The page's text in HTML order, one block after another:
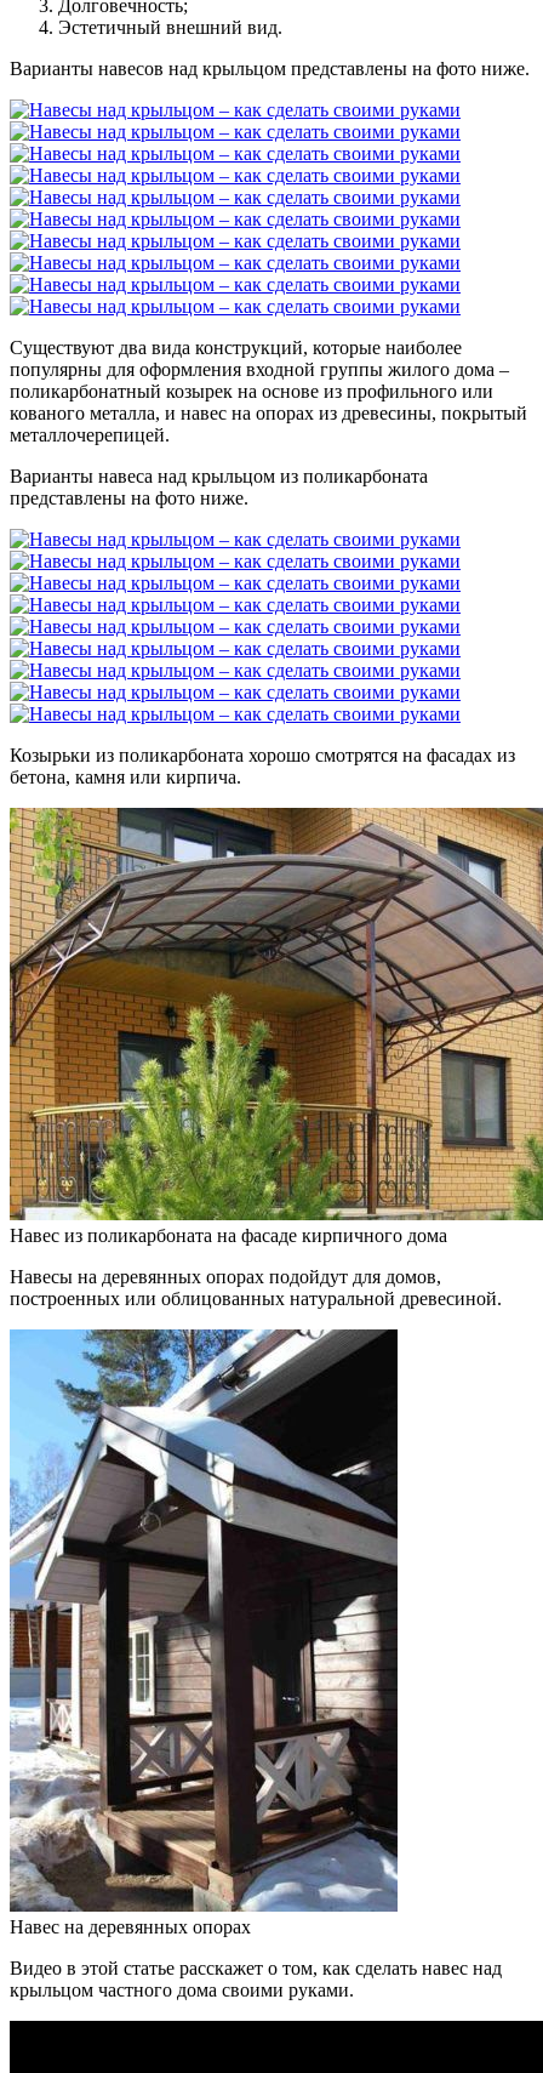
Долговечность;
Эстетичный внешний вид.
Варианты навесов над крыльцом представлены на фото ниже.
Существуют два вида конструкций, которые наиболее
популярны для оформления входной группы жилого дома –
поликарбонатный козырек на основе из профильного или
кованого металла, и навес на опорах из древесины, покрытый
металлочерепицей.
Варианты навеса над крыльцом из поликарбоната
представлены на фото ниже.
Козырьки из поликарбоната хорошо смотрятся на фасадах из
бетона, камня или кирпича.
Навес из поликарбоната на фасаде кирпичного дома
Навесы на деревянных опорах подойдут для домов,
построенных или облицованных натуральной древесиной.
Навес на деревянных опорах
Видео в этой статье расскажет о том, как сделать навес над
крыльцом частного дома своими руками.